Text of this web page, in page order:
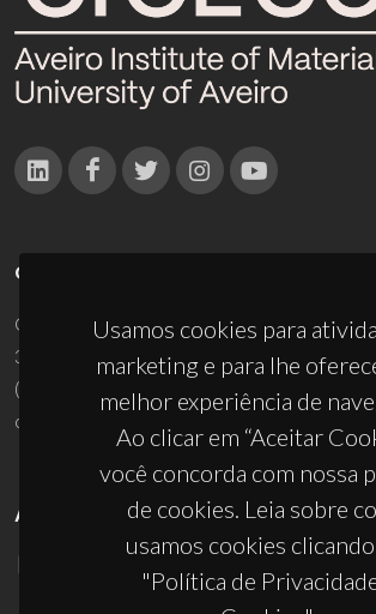
Usamos cookies para
marketing e para lhe
melhor experiência de
Ao clicar em “Aceitar
você concorda com nossa
de cookies. Leia sobre
usamos cookies
"Política de
CONTACTOS
Campus Universitário de Santiago
3810-193 Aveiro - Portugal
(+351) 234 370 200
ciceco@ua.pt
APOIOS